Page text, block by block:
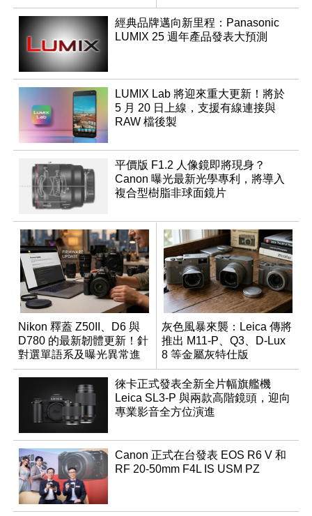
VC（B011）實測報導
經典品牌邁向新里程：Panasonic
LUMIX 25 週年產品發表大預測
LUMIX Lab 將迎來重大更新！將於
5 月 20 日上線，支援有線連接與
RAW 檔後製
平價版 F1.2 人像鏡即將現身？
Canon 曝光最新光學專利，將導入
複合型樹脂非球面鏡片
Nikon 釋蓋 Z50II、D6 與
D780 的最新韌體更新！針
對選單語系及曝光異常進
行修復
灰色風暴來襲：Leica 傳將
推出 M11-P、Q3、D-Lux
8 等金屬灰特仕版
徠卡正式發表全新全片幅旗艦機
Leica SL3-P 與兩款高階鏡頭，迎向
專業影音全方位演進
Canon 正式在台發表 EOS R6 V 和
RF 20-50mm F4L IS USM PZ